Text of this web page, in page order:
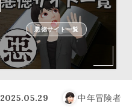
悪徳サイト一覧
2025.05.29 中年冒険者